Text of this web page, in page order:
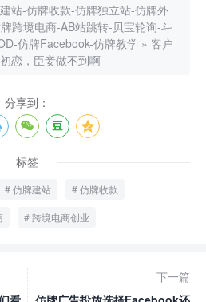
站-仿牌收款-仿牌独立站-仿牌外
跨境电商-AB站跳转-贝宝轮询-斗
仿牌Facebook-仿牌教学 » 客户
恋，臣妾做不到啊
分享到：
标签
仿牌建站 仿牌收款
跨境电商创业
下一篇